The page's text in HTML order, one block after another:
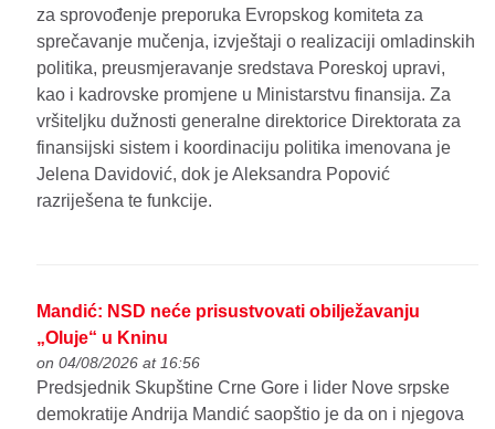
za sprovođenje preporuka Evropskog komiteta za
sprečavanje mučenja, izvještaji o realizaciji omladinskih
politika, preusmjeravanje sredstava Poreskoj upravi,
kao i kadrovske promjene u Ministarstvu finansija. Za
vršiteljku dužnosti generalne direktorice Direktorata za
finansijski sistem i koordinaciju politika imenovana je
Jelena Davidović, dok je Aleksandra Popović
razriješena te funkcije.
Mandić: NSD neće prisustvovati obilježavanju
„Oluje“ u Kninu
on 04/08/2026 at 16:56
Predsjednik Skupštine Crne Gore i lider Nove srpske
demokratije Andrija Mandić saopštio je da on i njegova